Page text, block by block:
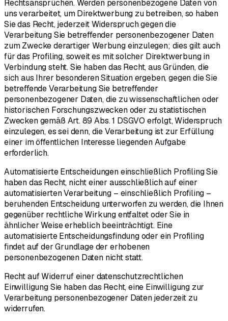
Rechtsansprüchen. Werden personenbezogene Daten von
uns verarbeitet, um Direktwerbung zu betreiben, so haben
Sie das Recht, jederzeit Widerspruch gegen die
Verarbeitung Sie betreffender personenbezogener Daten
zum Zwecke derartiger Werbung einzulegen; dies gilt auch
für das Profiling, soweit es mit solcher Direktwerbung in
Verbindung steht. Sie haben das Recht, aus Gründen, die
sich aus Ihrer besonderen Situation ergeben, gegen die Sie
betreffende Verarbeitung Sie betreffender
personenbezogener Daten, die zu wissenschaftlichen oder
historischen Forschungszwecken oder zu statistischen
Zwecken gemäß Art. 89 Abs. 1 DSGVO erfolgt, Widerspruch
einzulegen, es sei denn, die Verarbeitung ist zur Erfüllung
einer im öffentlichen Interesse liegenden Aufgabe
erforderlich.
Automatisierte Entscheidungen einschließlich Profiling Sie
haben das Recht, nicht einer ausschließlich auf einer
automatisierten Verarbeitung – einschließlich Profiling –
beruhenden Entscheidung unterworfen zu werden, die Ihnen
gegenüber rechtliche Wirkung entfaltet oder Sie in
ähnlicher Weise erheblich beeinträchtigt. Eine
automatisierte Entscheidungsfindung oder ein Profiling
findet auf der Grundlage der erhobenen
personenbezogenen Daten nicht statt.
Recht auf Widerruf einer datenschutzrechtlichen
Einwilligung Sie haben das Recht, eine Einwilligung zur
Verarbeitung personenbezogener Daten jederzeit zu
widerrufen.